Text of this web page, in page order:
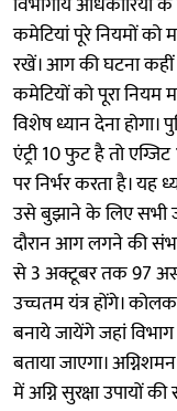
कमेटियां पूरे नियमों
रखें। आग की घटना
कमेटियों को पूरा नियम
विशेष ध्यान देना
एंट्री 10 फुट है तो
पर निर्भर करता है।
उसे बुझाने के लिए सभी
दौरान आग लगने की
से 3 अक्टूबर तक 97
उच्चतम यंत्र होंगे।
बनाये जायेंगे जहां
बताया जाएगा।
में अग्नि सुरक्षा उपायों की